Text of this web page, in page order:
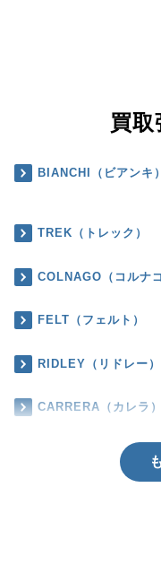
買
BIANCHI（ビアンキ）
TREK（トレック）
COLNAGO（コルナゴ
FELT（フェルト）
RIDLEY（リドレー）
CARRERA（カレラ）